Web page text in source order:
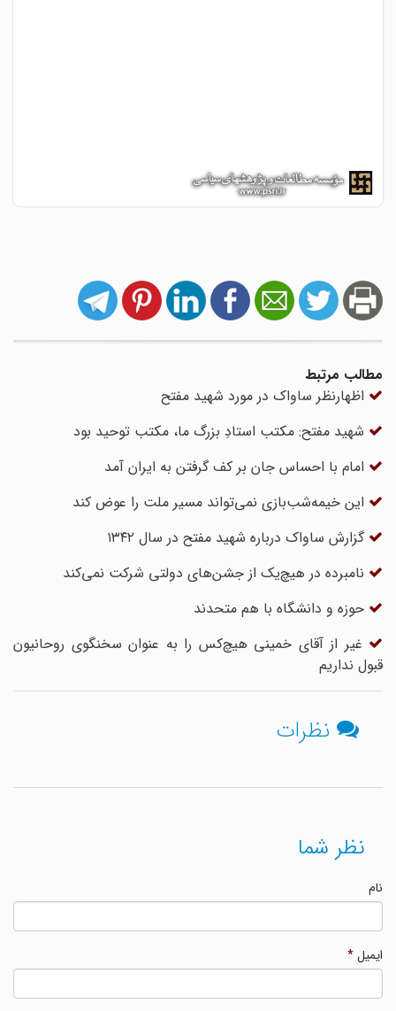
مطالب مرتبط
اظهارنظر ساواک در مورد شهید مفتح
شهید مفتح: مکتب استادِ بزرگ ما، مکتب توحید بود
امام با احساس جان بر کف گرفتن به ایران آمد
این خیمه‌شب‌بازی نمی‌تواند مسیر ملت را عوض کند
گزارش ساواک درباره شهید مفتح در سال ۱۳۴۲
نامبرده در هیچ‌یک از جشن‌های دولتی شرکت نمی‌کند
حوزه و دانشگاه با هم متحدند
غیر از آقای خمینی هیچ‌کس را به عنوان سخنگوی روحانیون
قبول نداریم
نظرات
نظر شما
ایمیل*